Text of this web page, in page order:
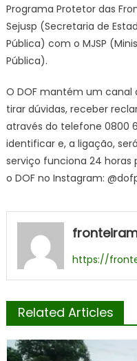
Programa Protetor das
Sejusp (Secretaria de
Pública) com o MJSP
Pública).
O DOF mantém um
tirar dúvidas, receber
através do telefone 0800
identificar e, a ligação,
serviço funciona 24 horas
o DOF no Instagram:
https://
Related Articles